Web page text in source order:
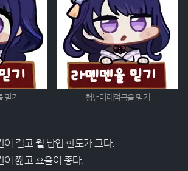
믿기 청년미래적금을 믿기
길고 월 납입 한도가 크다.
짧고 효율이 좋다.